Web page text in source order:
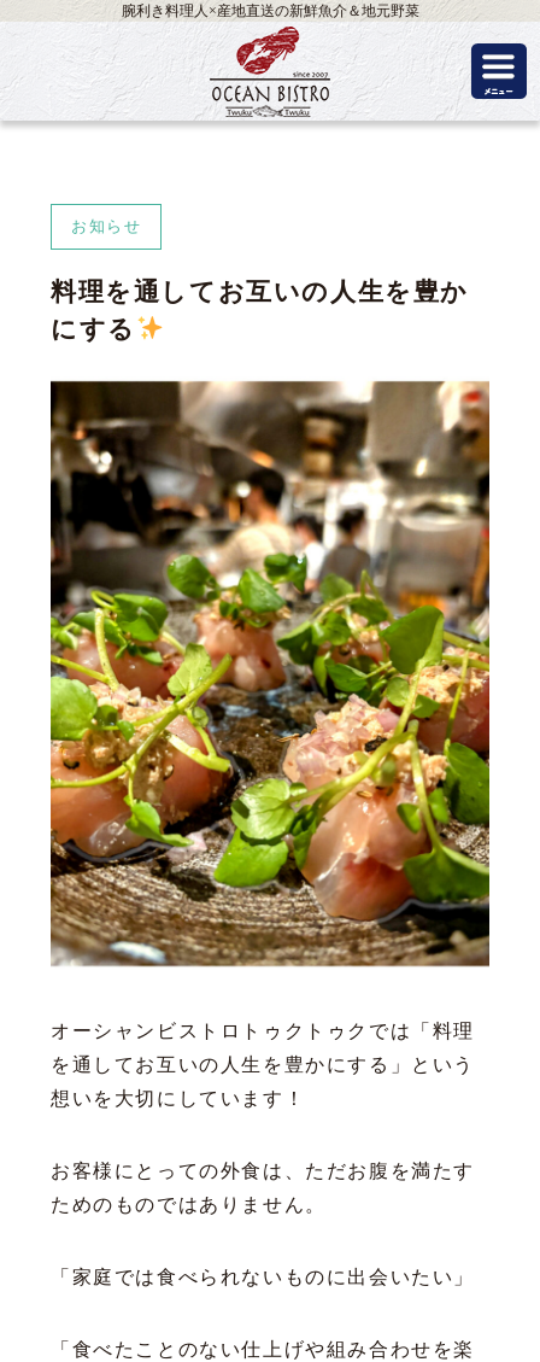
腕利き料理人×産地直送の新鮮魚介＆地元野菜
お知らせ
料理を通してお互いの人生を豊か
にする
オーシャンビストロトゥクトゥクでは「料理
を通してお互いの人生を豊かにする」という
想いを大切にしています！
お客様にとっての外食は、ただお腹を満たす
ためのものではありません。
「家庭では食べられないものに出会いたい」
「食べたことのない仕上げや組み合わせを楽